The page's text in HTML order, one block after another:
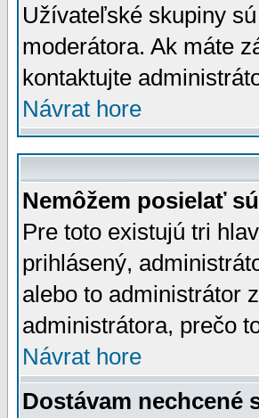
Užívateľské skupiny
moderátora. Ak máte
kontaktujte
Návrat hore
Nemôžem posielať
Pre toto existujú tri
prihlásený,
alebo to administrátor
administrátora, prečo
Návrat hore
Dostávam nechcené